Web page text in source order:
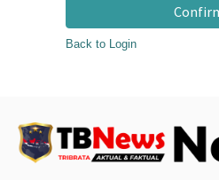
Back to Login